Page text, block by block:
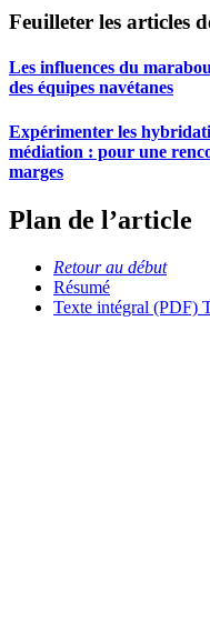
Feuilleter les articles
Les influences du
des équipes navétanes
Expérimenter les
médiation : pour une
marges
Plan de l’article
Retour au début
Résumé
Texte intégral (PDF)